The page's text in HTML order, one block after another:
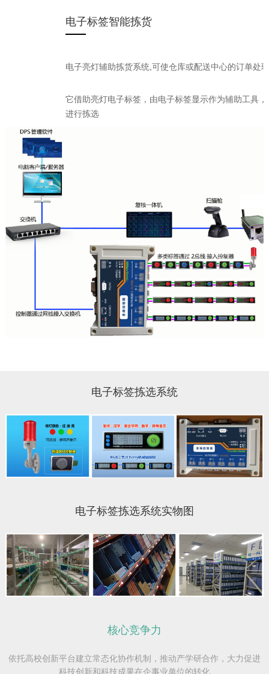
电子标签智能拣货
电子亮灯辅助拣货系统,可使仓库或配送中心的订单处
它借助亮灯电子标签，由电子标签显示作为辅助工具
进行拣选
电子标签拣选系统
电子标签拣选系统实物图
核心竞争力
依托高校创新平台建立常态化协作机制，推动产学研合作，大力促进
科技创新和科技成果在企事业单位的转化